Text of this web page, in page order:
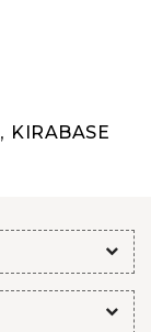
, KIRABASE